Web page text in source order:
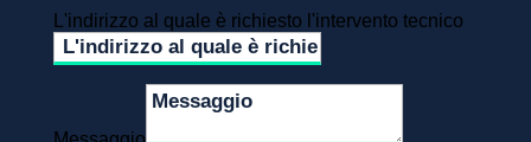
L'indirizzo al quale è richiesto l'intervento tecnico